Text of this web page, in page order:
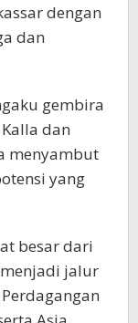
dengan
dan
gembira
dan
menyambut
yang
besar dari
jalur